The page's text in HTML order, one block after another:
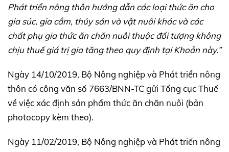
Phát triển nông thôn hướng dẫn các loại thức ăn cho
gia súc, gia cầm, thủy sản và vật nuôi khác và các
chất phụ gia thức ăn chăn nuôi thuộc đối tượng không
chịu thuế giá trị gia tăng theo quy định tại Khoản này.”
Ngày 14/10/2019, Bộ Nông nghiệp và Phát triển nông
thôn có công văn số 7663/BNN-TC gửi Tổng cục Thuế
về việc xác định sản phẩm thức ăn chăn nuôi (bản
photocopy kèm theo).
Ngày 11/02/2019, Bộ Nông nghiệp và Phát triển nông